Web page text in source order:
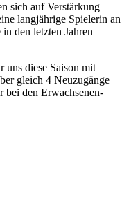
sich auf Verstärkung
langjährige Spielerin an
den letzten Jahren
uns diese Saison mit
gleich 4 Neuzugänge
bei den Erwachsenen-